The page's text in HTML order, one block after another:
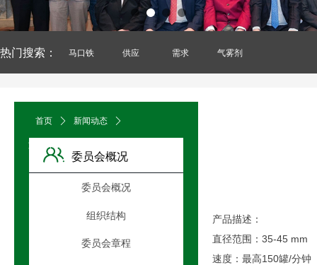
热门搜索： 马口铁 供应 需求 气雾剂
产品描述：
直径范围：35-45 mm
速度：最高150罐/分钟
首页 ꄲ 新闻动态 ꄲ
文章详情页
委员会概况
委员会概况
组织结构
委员会章程